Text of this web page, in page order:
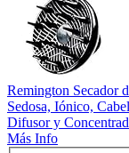
Remington Secador
Sedosa, Iónico,
Difusor y
Más Info